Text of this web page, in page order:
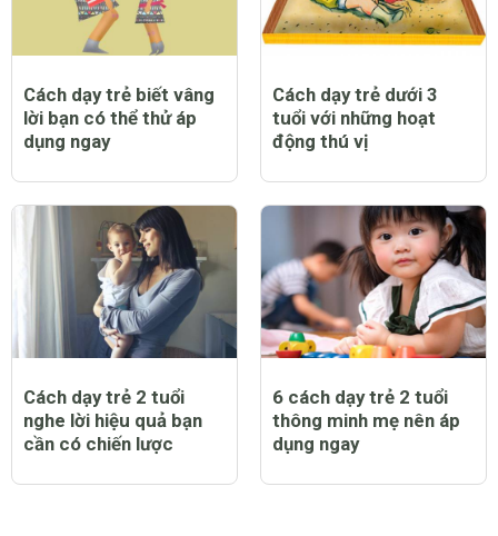
Cách dạy trẻ biết vâng
lời bạn có thể thử áp
dụng ngay
Cách dạy trẻ dưới 3
tuổi với những hoạt
động thú vị
Cách dạy trẻ 2 tuổi
nghe lời hiệu quả bạn
cần có chiến lược
6 cách dạy trẻ 2 tuổi
thông minh mẹ nên áp
dụng ngay